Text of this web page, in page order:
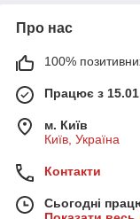
Про нас
100%
Працює з
м. Київ
Київ, Україна
Контакти
Сьогодні